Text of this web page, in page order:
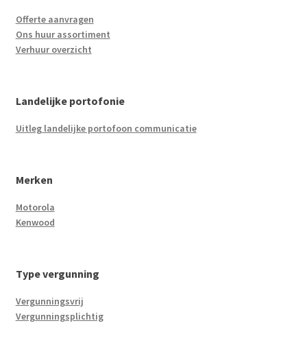
Offerte aanvragen
Ons huur assortiment
Verhuur overzicht
Landelijke portofonie
Uitleg landelijke portofoon communicatie
Merken
Motorola
Kenwood
Type vergunning
Vergunningsvrij
Vergunningsplichtig